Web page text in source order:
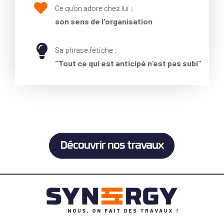

Ce qu’on adore chez lui :
son sens de l'organisation

Sa phrase fétiche :
"Tout ce qui est anticipé n’est pas subi"
Découvrir nos travaux